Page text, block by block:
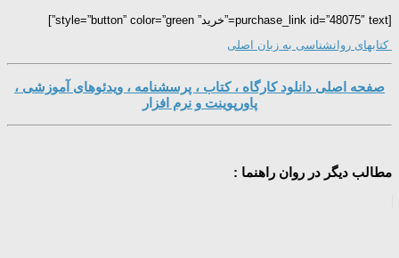
[purchase_link id=”48075″ text=”خرید” style=”button” color=”green”]
کتابهای روانشناسی به زبان اصلی
صفحه اصلی دانلود کارگاه ، کتاب ، پرسشنامه ، ویدئوهای آموزشی ،
پاورپوینت و نرم افزار
مطالب دیگر در روان راهنما :